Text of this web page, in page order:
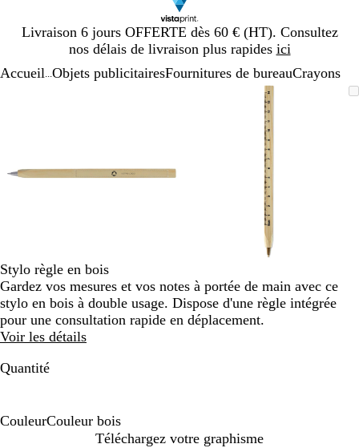
Livraison 6 jours OFFERTE dès 60 € (HT). Consultez
nos délais de livraison plus rapides ici
Diapositive
1
Accueil Objets publicitairesFournitures de bureauCrayons
moins
fléchées
pour
faire
défiler
Image
zoomable
Zoom
au
minimum
Cliquez
pour
développer
Utilisez
les
touches
plus
et
moins
pour
zoomer
et
les
touches
pour
faire
Stylo règle en bois
Gardez vos mesures et vos notes à portée de main avec ce
stylo en bois à double usage. Dispose d'une règle intégrée
pour une consultation rapide en déplacement.
Voir les détails
Quantité
CouleurCouleur bois
Téléchargez votre graphisme